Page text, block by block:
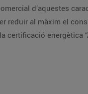
d’aquestes
reduir al màxim el
certificació energètica